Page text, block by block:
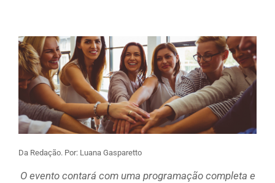
Da Redação. Por: Luana Gasparetto
O evento contará com uma programação completa e